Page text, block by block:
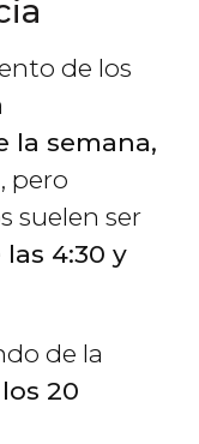
de los
la semana,
, pero
suelen ser
4:30 y
de la
20